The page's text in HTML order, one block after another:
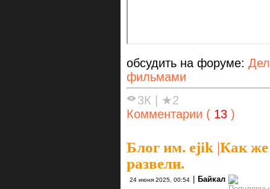
обсудить на форуме:
фильмами
3К
★2
Комментарии ( 13 )
Блог им. ejik |Как
развели.
24 июня 2025, 00:54 Байкал